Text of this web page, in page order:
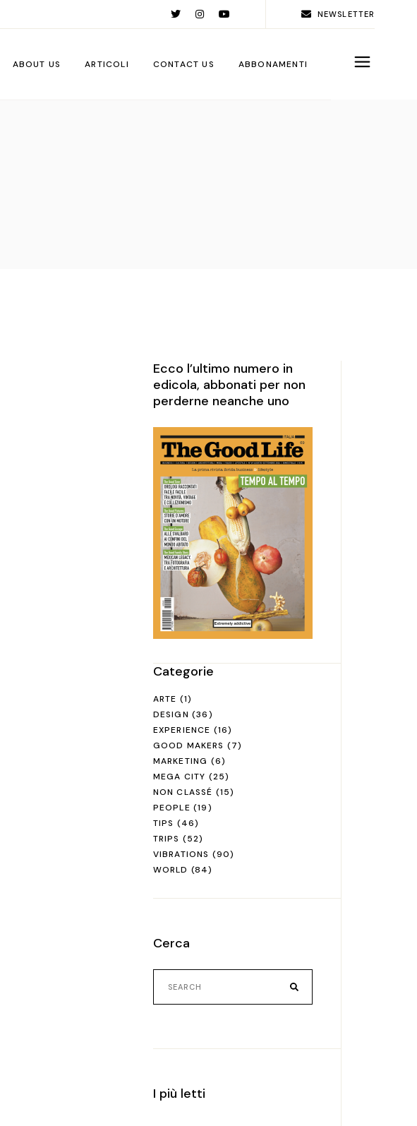
NEWSLETTER
ABOUT US ARTICOLI CONTACT US ABBONAMENTI
Ecco l’ultimo numero in
edicola, abbonati per non
perderne neanche uno
Categorie
ARTE (1)
DESIGN (36)
EXPERIENCE (16)
GOOD MAKERS (7)
MARKETING (6)
MEGA CITY (25)
NON CLASSÉ (15)
PEOPLE (19)
TIPS (46)
TRIPS (52)
VIBRATIONS (90)
WORLD (84)
Cerca
Search
for:
I più letti